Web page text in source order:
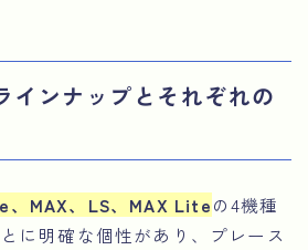
インナップとそれぞれの
、MAX、LS、MAX Liteの4機種
に明確な個性があり、プレース